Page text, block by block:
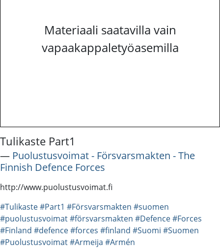
Materiaali saatavilla vain
vapaakappaletyöasemilla
Tulikaste Part1
― Puolustusvoimat - Försvarsmakten - The
Finnish Defence Forces
http://www.puolustusvoimat.fi
#Tulikaste#Part1 #Försvarsmakten #suomen
#puolustusvoimat#försvarsmakten #Defence#Forces
#Finland #defence#forces #finland #Suomi #Suomen
#Puolustusvoimat#Armeija #Armén